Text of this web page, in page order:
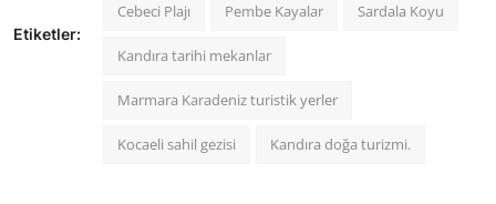
Etiketler:
Cebeci Plajı Pembe Kayalar Sardala Koyu
Kandıra tarihi mekanlar
Marmara Karadeniz turistik yerler
Kocaeli sahil gezisi Kandıra doğa turizmi.